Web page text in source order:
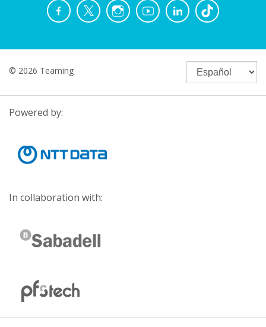
© 2026 Teaming
Powered by:
In collaboration with: